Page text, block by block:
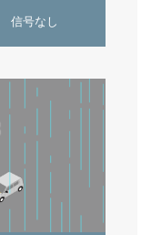
信号なし